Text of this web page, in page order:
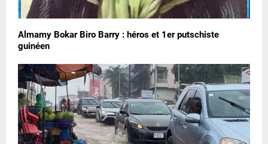
Almamy Bokar Biro Barry : héros et 1er putschiste
guinéen